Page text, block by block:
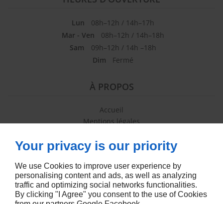
Lun
08h–12h / 14h–17h
Mar - Ven
08h–12h / 14h–18h
Sam
09h–12h / 14h –18h
Dim
Fermé
À PROPOS
Accueil
Mentions légales
Contactez-nous
SUIVEZ-NOUS
Your privacy is our priority
We use Cookies to improve user experience by
personalising content and ads, as well as analyzing
traffic and optimizing social networks functionalities.
By clicking "I Agree" you consent to the use of Cookies